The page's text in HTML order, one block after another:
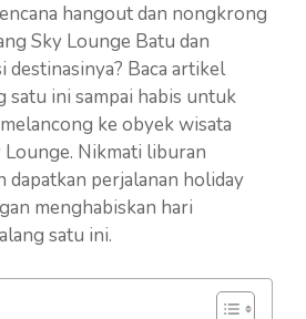
hangout dan nongkrong
Sky Lounge Batu dan
Baca artikel
satu ini sampai habis untuk
ke obyek wisata
Nikmati liburan
dapatkan perjalanan holiday
menghabiskan hari
satu ini.